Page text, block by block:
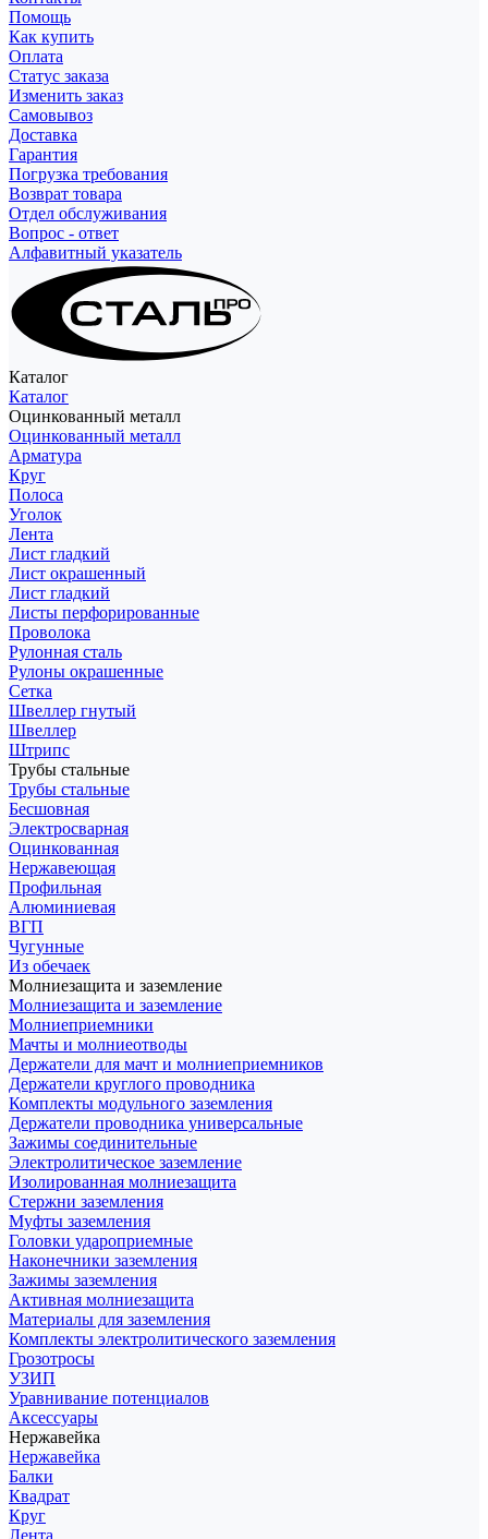
Помощь
Как купить
Оплата
Статус заказа
Изменить заказ
Самовывоз
Доставка
Гарантия
Погрузка требования
Возврат товара
Отдел обслуживания
Вопрос - ответ
Алфавитный указатель
Каталог
Каталог
Оцинкованный металл
Оцинкованный металл
Арматура
Круг
Полоса
Уголок
Лента
Лист гладкий
Лист окрашенный
Лист гладкий
Листы перфорированные
Проволока
Рулонная сталь
Рулоны окрашенные
Сетка
Швеллер гнутый
Швеллер
Штрипс
Трубы стальные
Трубы стальные
Бесшовная
Электросварная
Оцинкованная
Нержавеющая
Профильная
Алюминиевая
ВГП
Чугунные
Из обечаек
Молниезащита и заземление
Молниезащита и заземление
Молниеприемники
Мачты и молниеотводы
Держатели для мачт и молниеприемников
Держатели круглого проводника
Комплекты модульного заземления
Держатели проводника универсальные
Зажимы соединительные
Электролитическое заземление
Изолированная молниезащита
Стержни заземления
Муфты заземления
Головки удароприемные
Наконечники заземления
Зажимы заземления
Активная молниезащита
Материалы для заземления
Комплекты электролитического заземления
Грозотросы
УЗИП
Уравнивание потенциалов
Аксессуары
Нержавейка
Нержавейка
Балки
Квадрат
Круг
Лента